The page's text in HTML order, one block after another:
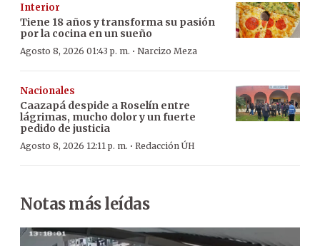
Interior
Tiene 18 años y transforma su pasión
por la cocina en un sueño
Agosto 8, 2026 01:43 p. m. · Narcizo Meza
Nacionales
Caazapá despide a Roselín entre
lágrimas, mucho dolor y un fuerte
pedido de justicia
Agosto 8, 2026 12:11 p. m. · Redacción ÚH
Notas más leídas